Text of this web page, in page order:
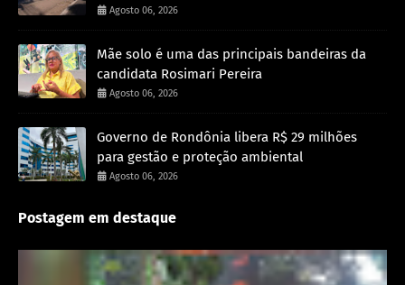
Agosto 06, 2026
Mãe solo é uma das principais bandeiras da
candidata Rosimari Pereira
Agosto 06, 2026
Governo de Rondônia libera R$ 29 milhões
para gestão e proteção ambiental
Agosto 06, 2026
Postagem em destaque